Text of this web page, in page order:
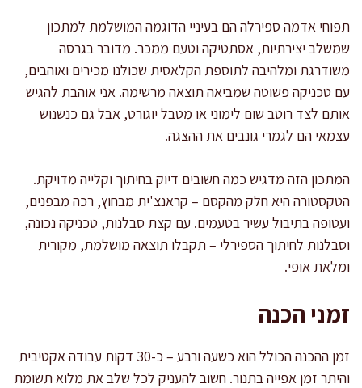
תפוחי אדמה ספירלה הם בעיניי הדוגמה המושלמת למתכון
שמשלב יצירתיות, אסתטיקה וטעם ממכר. מדובר בגרסה
משודרגת ומלהיבה לתוספת הקלאסית שכולנו מכירים ואוהבים,
עם טכניקה פשוטה שמביאה תוצאה מרשימה. אני אוהבת להגיש
אותם לצד רוטב שום לימוני או מטבל יוגורט, אבל גם כנשנוש
עצמאי הם לגמרי גונבים את ההצגה.
המתכון הזה מדגיש כמה חשובים דיוק בחיתוך וקלייה מדויקת.
הטקסטורה היא חלק מהקסם – קראנצ'ית מבחוץ, רכה מבפנים,
ועטופה בתיבול עשיר בטעמים. עם קצת סבלנות, טכניקה נכונה,
וסבלנות לחיתוך הספירלי – תקבלו תוצאה מושלמת, מקורית
ומלאת אופי.
זמני הכנה
זמן ההכנה הכולל הוא כשעה ורבע – כ-30 דקות עבודה אקטיבית
והיתר זמן אפייה בתנור. חשוב להעניק לכל שלב את מלוא תשומת